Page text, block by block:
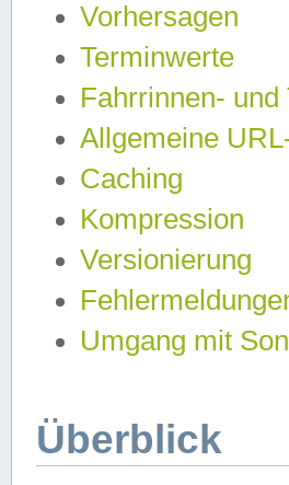
Vorhersagen
Terminwerte
Fahrrinnen-
Allgemeine
Caching
Kompression
Versionierung
Umgang mit
Überblick